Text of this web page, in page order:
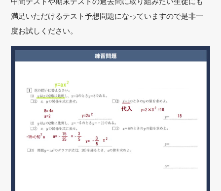
満足いただけるテスト予想問題になっていますので是非一
度お試しください。